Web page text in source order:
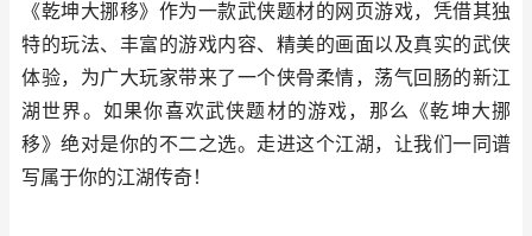
《乾坤大挪移》作为一款武侠题材的网页游戏，凭借其独
特的玩法、丰富的游戏内容、精美的画面以及真实的武侠
体验，为广大玩家带来了一个侠骨柔情，荡气回肠的新江
湖世界。如果你喜欢武侠题材的游戏，那么《乾坤大挪
移》绝对是你的不二之选。走进这个江湖，让我们一同谱
写属于你的江湖传奇！